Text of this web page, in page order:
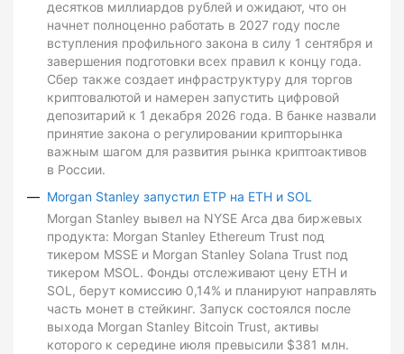
десятков миллиардов рублей и ожидают, что он
начнет полноценно работать в 2027 году после
вступления профильного закона в силу 1 сентября и
завершения подготовки всех правил к концу года.
Сбер также создает инфраструктуру для торгов
криптовалютой и намерен запустить цифровой
депозитарий к 1 декабря 2026 года. В банке назвали
принятие закона о регулировании крипторынка
важным шагом для развития рынка криптоактивов
в России.
Morgan Stanley запустил ETP на ETH и SOL
Morgan Stanley вывел на NYSE Arca два биржевых
продукта: Morgan Stanley Ethereum Trust под
тикером MSSE и Morgan Stanley Solana Trust под
тикером MSOL. Фонды отслеживают цену ETH и
SOL, берут комиссию 0,14% и планируют направлять
часть монет в стейкинг. Запуск состоялся после
выхода Morgan Stanley Bitcoin Trust, активы
которого к середине июля превысили $381 млн.